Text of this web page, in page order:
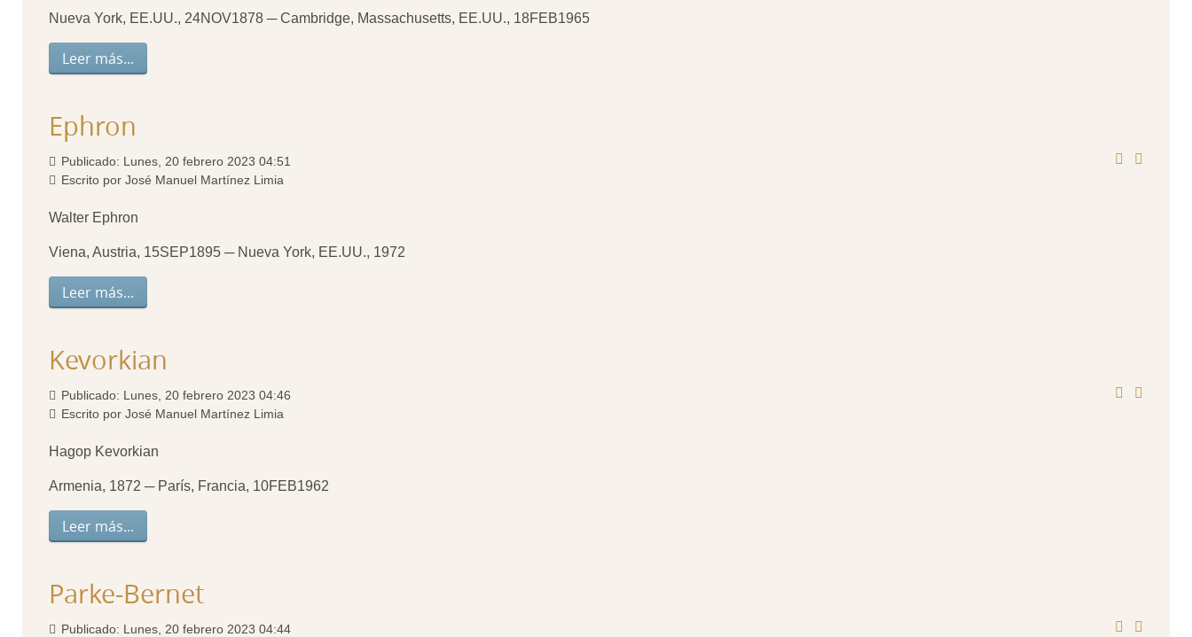
Nueva York, EE.UU., 24NOV1878 ─ Cambridge, Massachusetts, EE.UU., 18FEB1965
Leer más...
Ephron
Publicado: Lunes, 20 febrero 2023 04:51
Escrito por José Manuel Martínez Limia
Walter Ephron
Viena, Austria, 15SEP1895 ─ Nueva York, EE.UU., 1972
Leer más...
Kevorkian
Publicado: Lunes, 20 febrero 2023 04:46
Escrito por José Manuel Martínez Limia
Hagop Kevorkian
Armenia, 1872 ─ París, Francia, 10FEB1962
Leer más...
Parke-Bernet
Publicado: Lunes, 20 febrero 2023 04:44